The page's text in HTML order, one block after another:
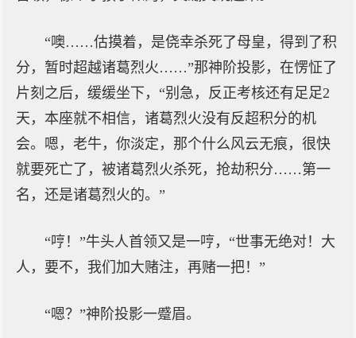
“噢……估摸着，是侥幸杀死了母皇，得到了积
分，暂时超越诸葛烈火……”那神阶投影，在愣怔了
片刻之后，缓缓坐下，“别急，反正考核还有足足2
天，本座就不相信，诸葛烈火没有反超积分的机
会。嗯，老牛，你淡定，那个什么风云无痕，很快
就要死亡了，被诸葛烈火杀死，抢劫积分……第一
名，还是诸葛烈火的。”
“哼！”牛头人首领又是一哼，“世事无绝对！大
人，要不，我们加大赌注，再赌一把！”
“嗯？”神阶投影一蹙眉。